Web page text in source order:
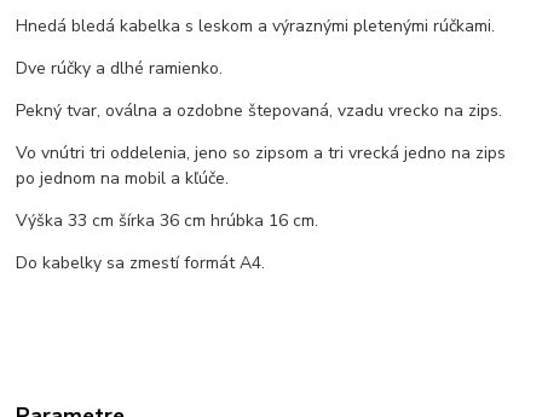
Hnedá bledá kabelka s leskom a výraznými pletenými rúčkami.
Dve rúčky a dlhé ramienko.
Pekný tvar, oválna a ozdobne štepovaná, vzadu vrecko na zips.
Vo vnútri tri oddelenia, jeno so zipsom a tri vrecká jedno na zips
po jednom na mobil a kľúče.
Výška 33 cm šírka 36 cm hrúbka 16 cm.
Do kabelky sa zmestí formát A4.